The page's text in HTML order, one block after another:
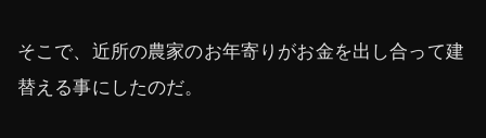
そこで、近所の農家のお年寄りがお金を出し合って建
替える事にしたのだ。